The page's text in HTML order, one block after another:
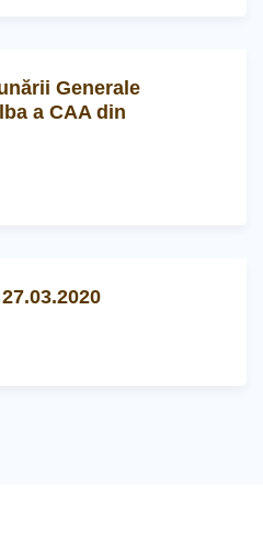
Generale
a CAA din